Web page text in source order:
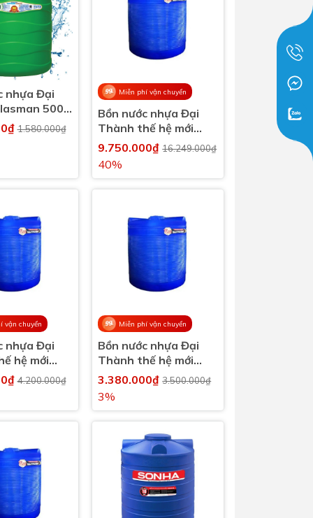
nhựa Đại
500
1.580.000₫
Miễn phí vận chuyển
Bồn nước nhựa Đại
Thành thế hệ mới
5000 lít đứng
9.750.000₫16.249.000₫
40%
vận chuyển
nhựa Đại
hệ mới
4.200.000₫
Miễn phí vận chuyển
Bồn nước nhựa Đại
Thành thế hệ mới
1500 lít đứng
3.380.000₫3.500.000₫
3%